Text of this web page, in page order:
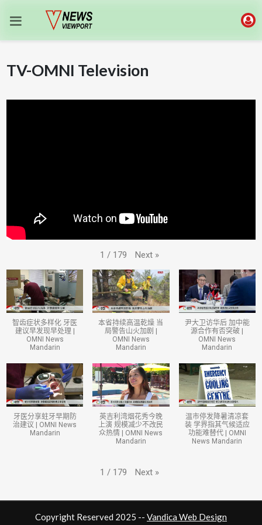
TV-OMNI Television
1 / 179 Next »
智齿症状多样化 牙医
建议早发现早处理 |
OMNI News
Mandarin
本省持续高温乾燥 当
局警告山火加剧 |
OMNI News
Mandarin
尹大卫访华后 加中能
源合作有否突破 |
OMNI News
Mandarin
牙医分享蛀牙早期防
治建议 | OMNI News
Mandarin
英吉利湾烟花秀今晚
上演 规模减少不改民
众热情 | OMNI News
Mandarin
温市停发降暑清凉套
装 学界指其气候适应
功能难替代 | OMNI
News Mandarin
1 / 179 Next »
Copyright Reserved 2025 -- Vandica Web Design